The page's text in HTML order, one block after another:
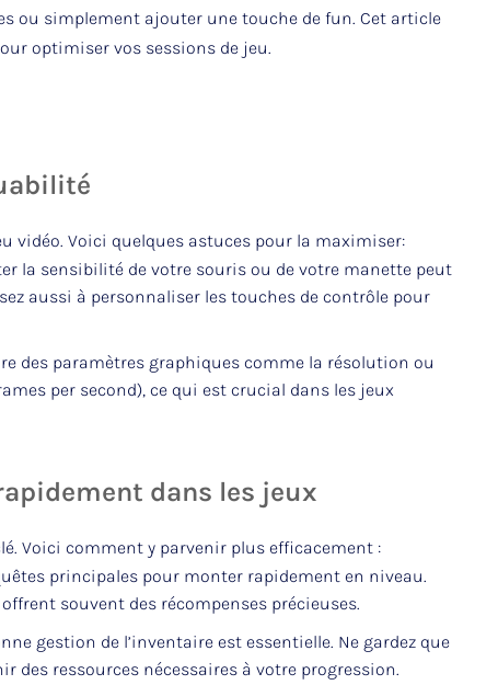
ou simplement ajouter une touche de fun. Cet article
optimiser vos sessions de jeu.
vidéo. Voici quelques astuces pour la maximiser:
la sensibilité de votre souris ou de votre manette peut
aussi à personnaliser les touches de contrôle pour
des paramètres graphiques comme la résolution ou
per second), ce qui est crucial dans les jeux
dans les jeux
Voici comment y parvenir plus efficacement :
principales pour monter rapidement en niveau.
souvent des récompenses précieuses.
gestion de l’inventaire est essentielle. Ne gardez que
des ressources nécessaires à votre progression.